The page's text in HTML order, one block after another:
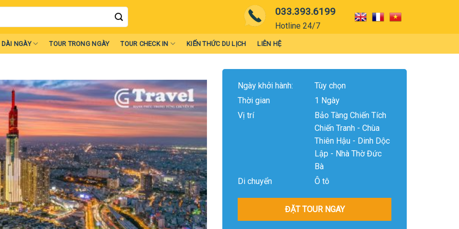
033.393.6199
Hotline 24/7
DÀI NGÀY TOUR TRONG NGÀY TOUR CHECK IN KIẾN THỨC DU LỊCH LIÊN HỆ
Ngày khởi hành:
Tùy chọn
Thời gian
1 Ngày
Vị trí
Bảo Tàng Chiến Tích
Chiến Tranh - Chùa
Thiên Hậu - Dinh Dộc
Lập - Nhà Thờ Đức
Bà
Di chuyển
Ô tô
ĐẶT TOUR NGAY